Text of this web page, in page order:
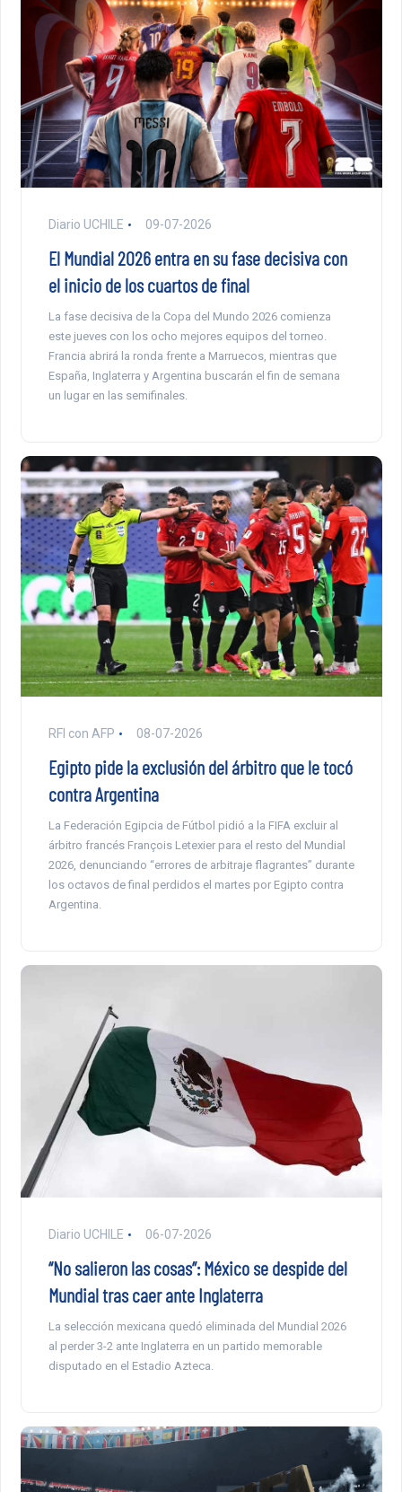
Diario UCHILE 09-07-2026
El Mundial 2026 entra en su fase decisiva con
el inicio de los cuartos de final
La fase decisiva de la Copa del Mundo 2026 comienza
este jueves con los ocho mejores equipos del torneo.
Francia abrirá la ronda frente a Marruecos, mientras que
España, Inglaterra y Argentina buscarán el fin de semana
un lugar en las semifinales.
RFI con AFP 08-07-2026
Egipto pide la exclusión del árbitro que le tocó
contra Argentina
La Federación Egipcia de Fútbol pidió a la FIFA excluir al
árbitro francés François Letexier para el resto del Mundial
2026, denunciando “errores de arbitraje flagrantes” durante
los octavos de final perdidos el martes por Egipto contra
Argentina.
Diario UCHILE 06-07-2026
“No salieron las cosas”: México se despide del
Mundial tras caer ante Inglaterra
La selección mexicana quedó eliminada del Mundial 2026
al perder 3-2 ante Inglaterra en un partido memorable
disputado en el Estadio Azteca.